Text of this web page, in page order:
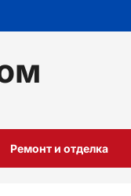
Ремонт и отделка